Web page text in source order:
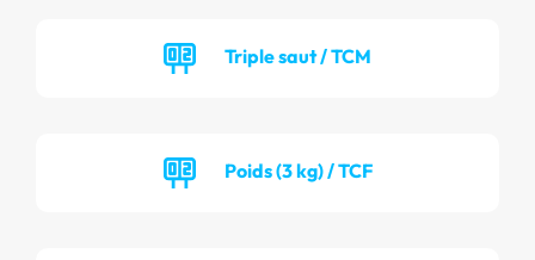
Triple saut / TCM
Poids (3 kg) / TCF